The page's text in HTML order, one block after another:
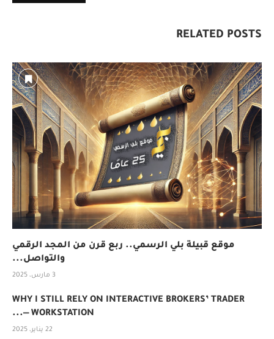
RELATED POSTS
موقع قبيلة بلي الرسمي.. ربع قرن من المجد الرقمي
والتواصل...
3 مارس، 2025
WHY I STILL RELY ON INTERACTIVE BROKERS’ TRADER
WORKSTATION —...
22 يناير، 2025